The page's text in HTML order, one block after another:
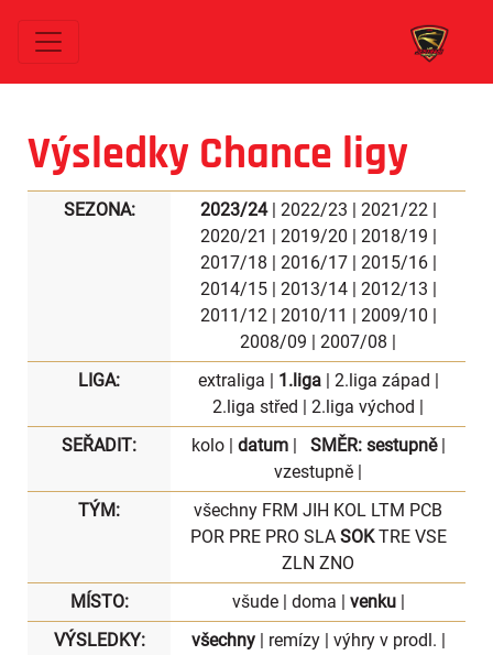
Výsledky Chance ligy
SEZONA: 2023/24| 2022/23 | 2021/22|
2020/21 | 2019/20 | 2018/19 |
2017/18 | 2016/17| 2015/16|
2014/15| 2013/14| 2012/13 |
2011/12| 2010/11 | 2009/10 |
2008/09 | 2007/08 |
LIGA:
extraliga | 1.liga| 2.liga západ |
2.liga střed | 2.liga východ |
SEŘADIT:
kolo| datum| SMĚR: sestupně|
vzestupně |
TÝM:
všechny FRM JIH KOL LTM PCB
POR PRE PRO SLA SOK TRE VSE
ZLN ZNO
MÍSTO:
všude| doma | venku|
VÝSLEDKY:
všechny| remízy| výhry v prodl. |